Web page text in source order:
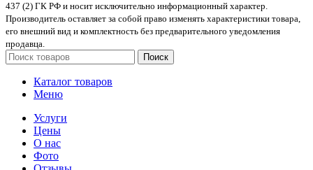
437 (2) ГК РФ и носит исключительно информационный характер.
Производитель оставляет за собой право изменять характеристики товара,
его внешний вид и комплектность без предварительного уведомления
продавца.
Поиск
Каталог товаров
Меню
Услуги
Цены
О нас
Фото